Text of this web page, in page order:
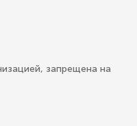
запрещена на